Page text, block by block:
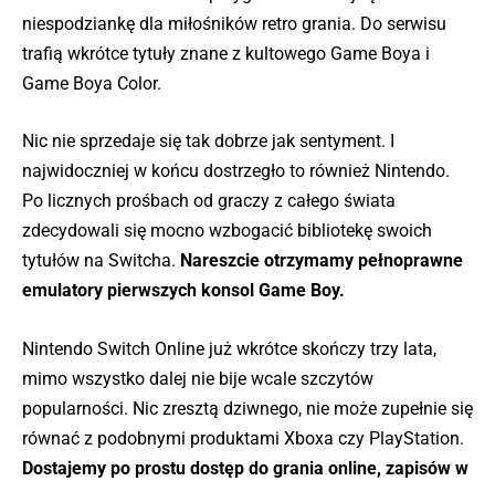
niespodziankę dla miłośników retro grania. Do serwisu
trafią wkrótce tytuły znane z kultowego Game Boya i
Game Boya Color.
Nic nie sprzedaje się tak dobrze jak sentyment. I
najwidoczniej w końcu dostrzegło to również Nintendo.
Po licznych prośbach od graczy z całego świata
zdecydowali się mocno wzbogacić bibliotekę swoich
tytułów na Switcha. Nareszcie otrzymamy pełnoprawne
emulatory pierwszych konsol Game Boy.
Nintendo Switch Online już wkrótce skończy trzy lata,
mimo wszystko dalej nie bije wcale szczytów
popularności. Nic zresztą dziwnego, nie może zupełnie się
równać z podobnymi produktami Xboxa czy PlayStation.
Dostajemy po prostu dostęp do grania online, zapisów w